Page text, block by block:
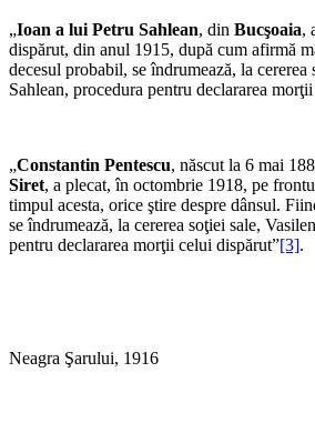
„Ioan a lui Petru Sahlean, din Bucşoaia,
dispărut, din anul 1915, după cum afirmă
decesul probabil, se îndrumează, la
Sahlean, procedura pentru declararea
„Constantin Pentescu, născut la 6 mai
Siret, a plecat, în octombrie 1918, pe
timpul acesta, orice ştire despre dânsul.
se îndrumează, la cererea soţiei sale,
pentru declararea morţii celui dispărut”[3].
Neagra Şarului, 1916